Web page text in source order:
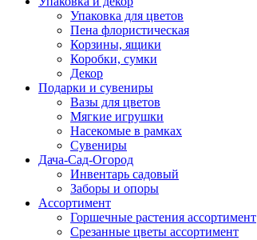
Упаковка для цветов
Пена флористическая
Корзины, ящики
Коробки, сумки
Декор
Подарки и сувениры
Вазы для цветов
Мягкие игрушки
Насекомые в рамках
Сувениры
Дача-Сад-Огород
Инвентарь садовый
Заборы и опоры
Ассортимент
Горшечные растения ассортимент
Срезанные цветы ассортимент